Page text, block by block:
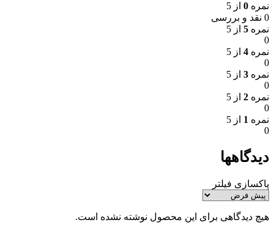
نمره 0 از 5
0 نقد و بررسی
نمره 5 از 5
0
نمره 4 از 5
0
نمره 3 از 5
0
نمره 2 از 5
0
نمره 1 از 5
0
دیدگاهها
پاکسازی فیلتر
هیچ دیدگاهی برای این محصول نوشته نشده است.